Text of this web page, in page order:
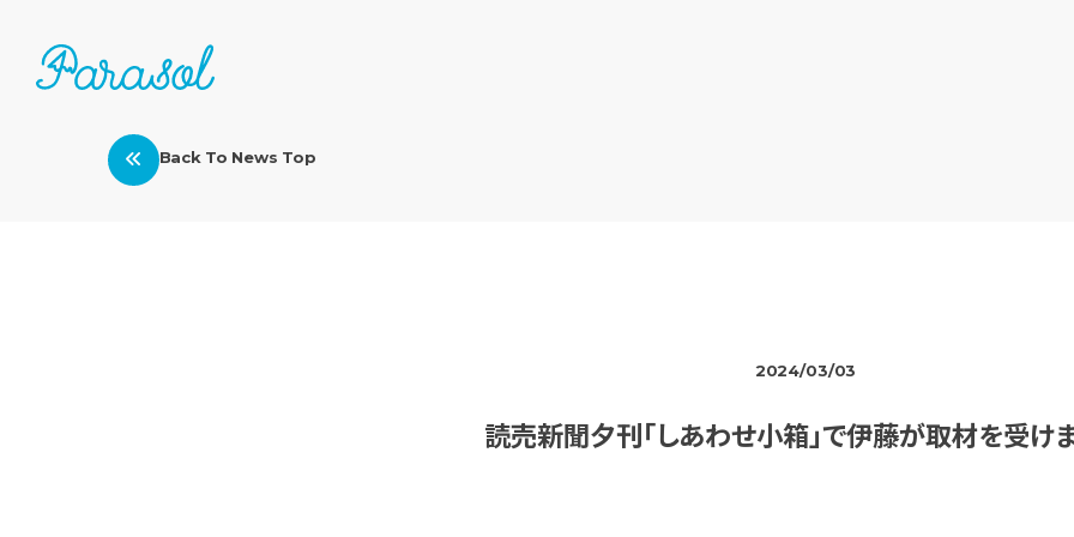
Back To News Top
2024/03/03
読売新聞夕刊「しあわせ小箱」で伊藤が取材を受け